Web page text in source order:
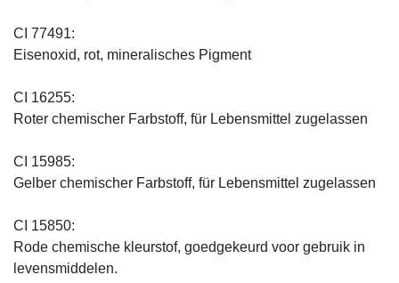
CI 77491:
Eisenoxid, rot, mineralisches Pigment
CI 16255:
Roter chemischer Farbstoff, für Lebensmittel zugelassen
CI 15985:
Gelber chemischer Farbstoff, für Lebensmittel zugelassen
CI 15850:
Rode chemische kleurstof, goedgekeurd voor gebruik in
levensmiddelen.